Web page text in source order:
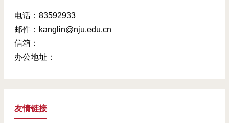
电话：83592933
邮件：kanglin@nju.edu.cn
信箱：
办公地址：
友情链接